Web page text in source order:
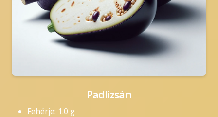
Padlizsán
Fehérje: 1.0 g